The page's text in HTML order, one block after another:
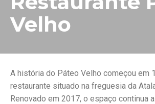
Velho
A história do Páteo Velho começou em
restaurante situado na freguesia da
Renovado em 2017, o espaço continua